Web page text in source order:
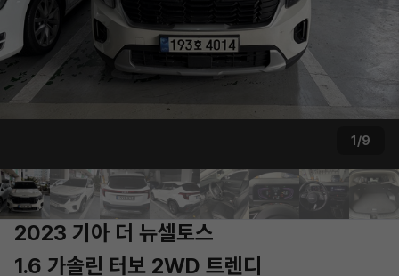
1/9
2023 기아 더 뉴셀토스
1.6 가솔린 터보 2WD 트렌디